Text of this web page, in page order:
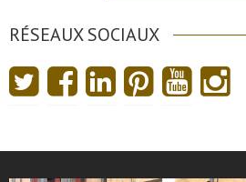
RÉSEAUX SOCIAUX